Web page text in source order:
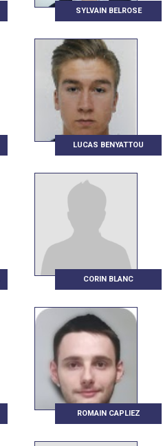
SYLVAIN BELROSE
LUCAS BENYATTOU
CORIN BLANC
ROMAIN CAPLIEZ